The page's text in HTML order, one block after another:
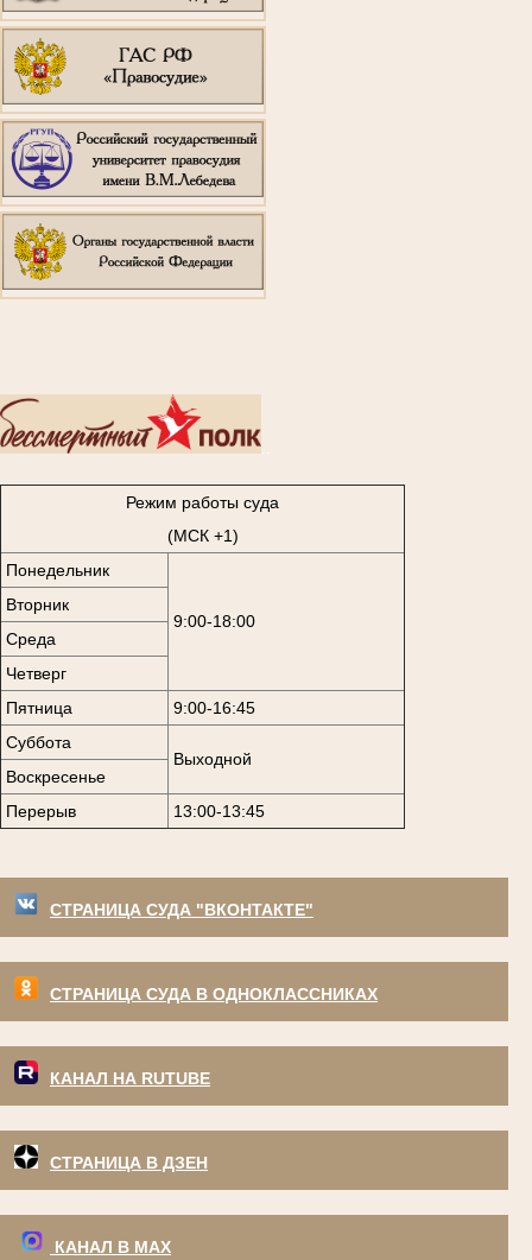
Режим работы суда
(МСК +1)
Понедельник
9:00-18:00
Вторник
Среда
Четверг
Пятница
9:00-16:45
Суббота
Выходной
Воскресенье
Перерыв
13:00-13:45
СТРАНИЦА СУДА "ВКОНТАКТЕ"
СТРАНИЦА СУДА В ОДНОКЛАССНИКАХ
КАНАЛ НА RUTUBE
СТРАНИЦА В ДЗЕН
КАНАЛ В МАХ